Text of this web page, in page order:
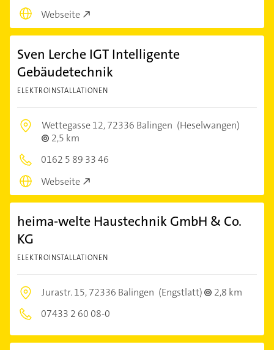
Webseite
Sven Lerche IGT Intelligente
Gebäudetechnik
ELEKTROINSTALLATIONEN
Wettegasse 12,72336 Balingen (Heselwangen)
2,5 km
0162 5 89 33 46
Webseite
heima-welte Haustechnik GmbH & Co.
KG
ELEKTROINSTALLATIONEN
Jurastr. 15,72336 Balingen (Engstlatt)
2,8 km
07433 2 60 08-0